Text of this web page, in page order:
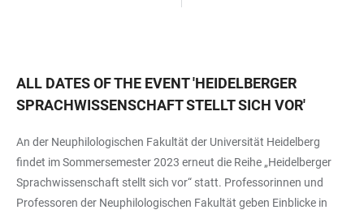
ALL DATES OF THE EVENT'HEIDELBERGER
SPRACHWISSENSCHAFT STELLT SICH VOR'
An der Neuphilologischen Fakultät der Universität Heidelberg
findet im Sommersemester 2023 erneut die Reihe „Heidelberger
Sprachwissenschaft stellt sich vor“ statt. Professorinnen und
Professoren der Neuphilologischen Fakultät geben Einblicke in